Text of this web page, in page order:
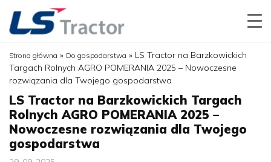
Strona główna » Do gospodarstwa » LS Tractor na Barzkowickich
Targach Rolnych AGRO POMERANIA 2025 – Nowoczesne
rozwiązania dla Twojego gospodarstwa
LS Tractor na Barzkowickich Targach
Rolnych AGRO POMERANIA 2025 –
Nowoczesne rozwiązania dla Twojego
gospodarstwa